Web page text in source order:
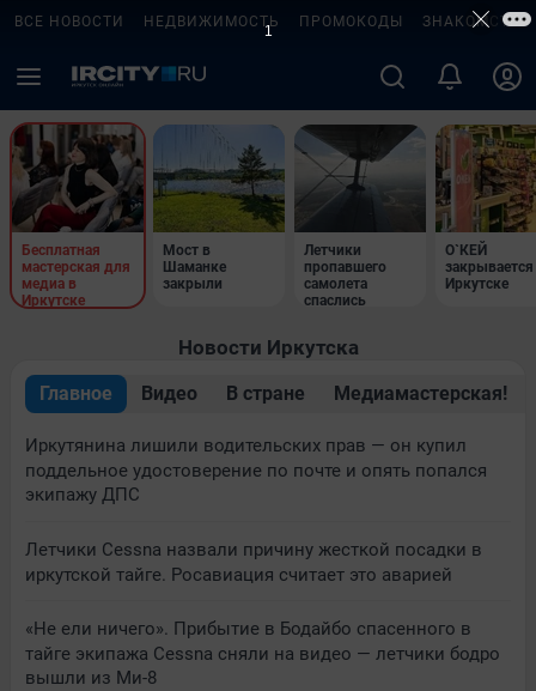
ВСЕ НОВОСТИ НЕДВИЖИМОСТЬ ПРОМОКОДЫ ЗНАКОМСТВА
Бесплатная
мастерская для
медиа в
Иркутске
Мост в
Шаманке
закрыли
Летчики
пропавшего
самолета
спаслись
О`КЕЙ
закрывается
Иркутске
Новости Иркутска
Главное Видео В стране Медиамастерская!
Иркутянина лишили водительских прав — он купил
поддельное удостоверение по почте и опять попался
экипажу ДПС
Летчики Cessna назвали причину жесткой посадки в
иркутской тайге. Росавиация считает это аварией
«Не ели ничего». Прибытие в Бодайбо спасенного в
тайге экипажа Cessna сняли на видео — летчики бодро
вышли из Ми-8